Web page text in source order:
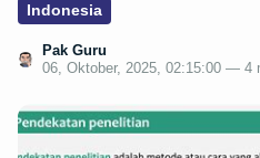
Indonesia
Pak Guru
06, Oktober, 2025, 02:15:00 — 4